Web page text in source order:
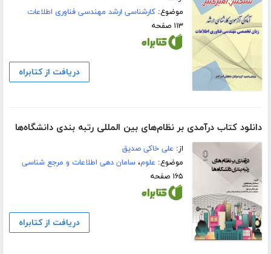
موضوع:کارشناسی ارشد مهندسی فناوری اطلاعات
۱۱۳ صفحه
دریافت از کتابراه
دانلود کتاب درآمدی بر نظام‌های بین المللی رتبه بندی دانشگاه‌ها
از: علی خاکی صدیق
موضوع: علوم،سامان دهی اطلاعات و مرجع شناسی
۱۶۵ صفحه
دریافت از کتابراه